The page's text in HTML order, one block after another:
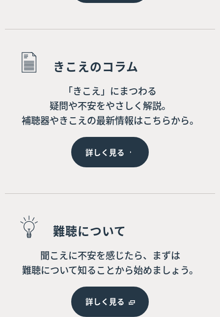
きこえのコラム
「きこえ」にまつわる
疑問や不安をやさしく解説。
補聴器やきこえの最新情報はこちらから。
詳しく見る
難聴について
聞こえに不安を感じたら、まずは
難聴について知ることから始めましょう。
詳しく見る